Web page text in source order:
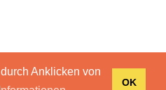
Anklicken von
OK